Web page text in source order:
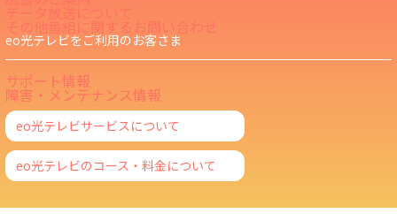
データ放送について
その他番組に関するお問い合わせ
eo光テレビをご利用のお客さま
サポート情報
障害・メンテナンス情報
eo光テレビサービスについて
eo光テレビのコース・料金について